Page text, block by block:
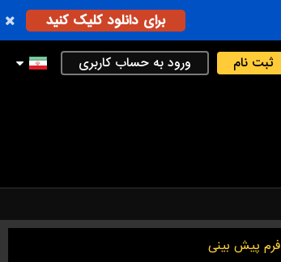
برای دانلود کلیک کنید
ثبت نام ورود به حساب کاربری
فرم پیش بینی